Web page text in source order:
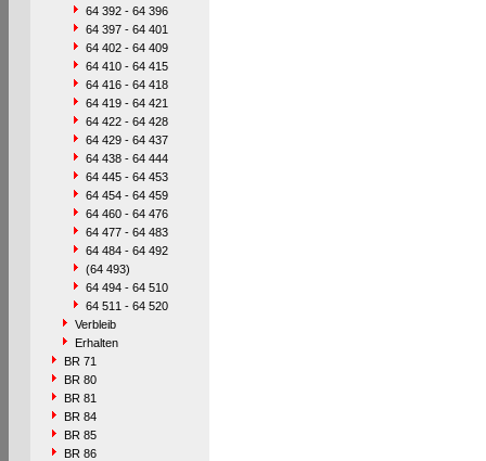
64 392 - 64 396
64 397 - 64 401
64 402 - 64 409
64 410 - 64 415
64 416 - 64 418
64 419 - 64 421
64 422 - 64 428
64 429 - 64 437
64 438 - 64 444
64 445 - 64 453
64 454 - 64 459
64 460 - 64 476
64 477 - 64 483
64 484 - 64 492
(64 493)
64 494 - 64 510
64 511 - 64 520
Verbleib
Erhalten
BR 71
BR 80
BR 81
BR 84
BR 85
BR 86